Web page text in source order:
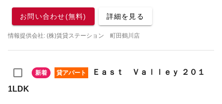
お問い合わせ(無料) 詳細を見る
情報提供会社: (株)賃貸ステーション 町田鶴川店
新着 貸アパート
Ｅａｓｔ Ｖａｌｌｅｙ ２０１
1LDK